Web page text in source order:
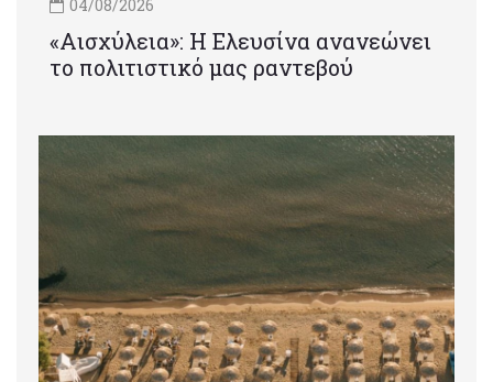
04/08/2026
«Αισχύλεια»: Η Ελευσίνα ανανεώνει
το πολιτιστικό μας ραντεβού